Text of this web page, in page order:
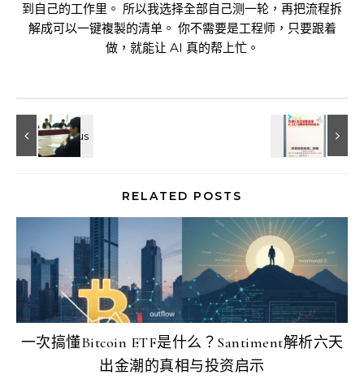
到自己的工作里。 所以我选择全部自己测一轮，再把流程拆
解成可以一键複製的清单。 你不需要是工程师，只要跟着
做，就能让 AI 真的帮上忙。
RELATED POSTS
一次搞懂Bitcoin ETF是什么？Santiment解析六天
出金潮的真相与投资启示